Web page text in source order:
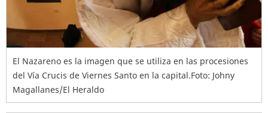
El Nazareno es la imagen que se utiliza en las procesiones
del Vía Crucis de Viernes Santo en la capital.Foto: Johny
Magallanes/El Heraldo